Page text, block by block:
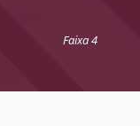
Faixa 4